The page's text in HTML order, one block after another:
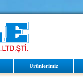
Ürünlerimiz